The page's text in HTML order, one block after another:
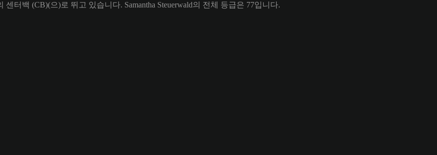
센터백 (CB)(으)로 뛰고 있습니다. Samantha Steuerwald의 전체 등급은 77입니다.